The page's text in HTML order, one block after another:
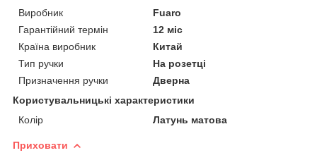
Виробник
Fuaro
Гарантійний термін
12 міс
Країна виробник
Китай
Тип ручки
На розетці
Призначення ручки
Дверна
Користувальницькі характеристики
Колір
Латунь матова
Приховати